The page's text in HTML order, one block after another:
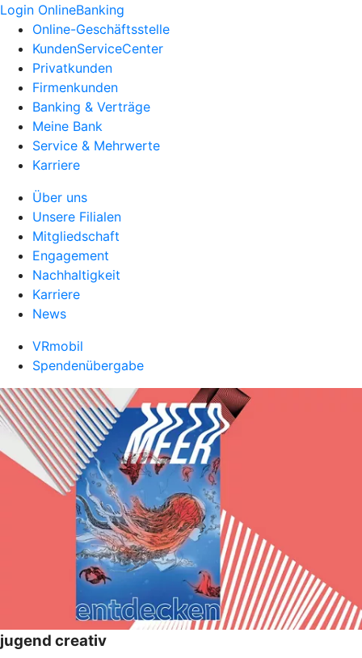
Login OnlineBanking
Online-Geschäftsstelle
KundenServiceCenter
Privatkunden
Firmenkunden
Banking & Verträge
Meine Bank
Service & Mehrwerte
Karriere
Über uns
Unsere Filialen
Mitgliedschaft
Engagement
Nachhaltigkeit
Karriere
News
VRmobil
Spendenübergabe
jugend creativ